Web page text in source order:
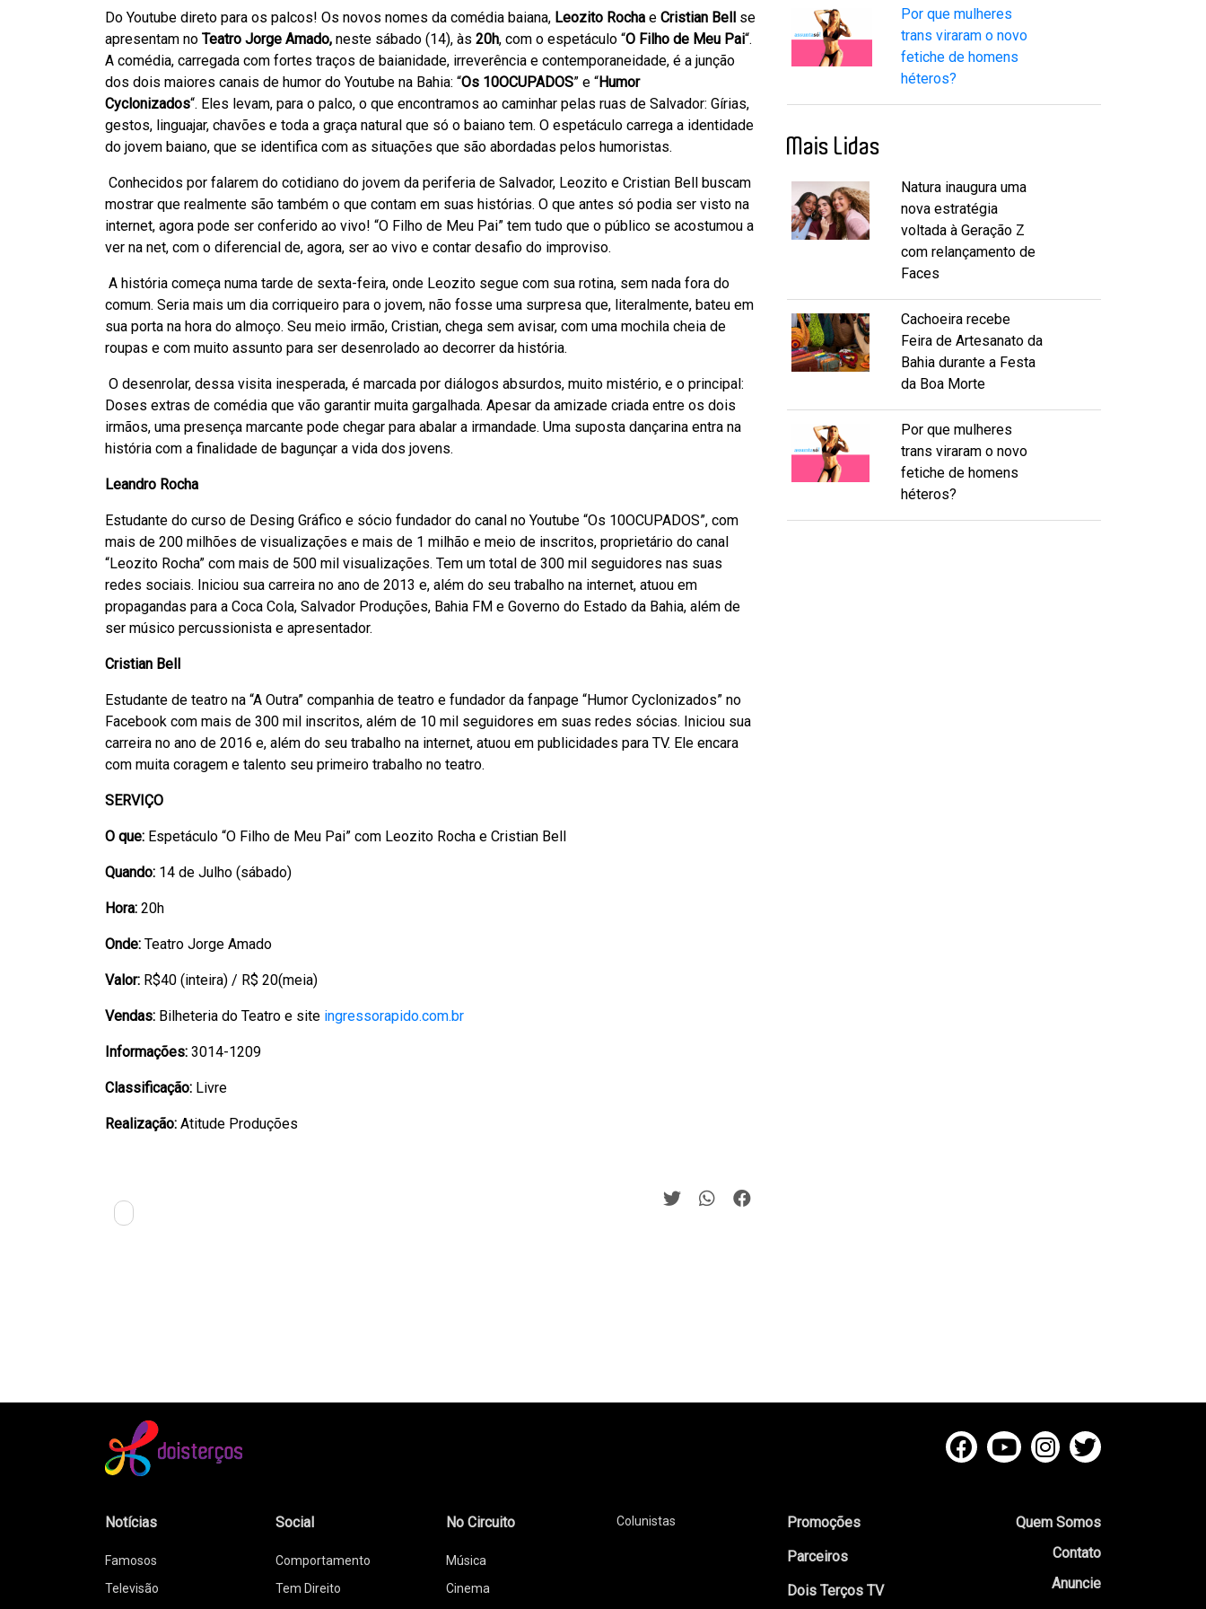
Do Youtube direto para os palcos! Os novos nomes da comédia baiana, Leozito Rocha e Cristian Bell se
apresentam no Teatro Jorge Amado, neste sábado (14), às 20h, com o espetáculo “O Filho de Meu Pai“.
A comédia, carregada com fortes traços de baianidade, irreverência e contemporaneidade, é a junção
dos dois maiores canais de humor do Youtube na Bahia: “Os 10OCUPADOS” e “Humor
Cyclonizados“. Eles levam, para o palco, o que encontramos ao caminhar pelas ruas de Salvador: Gírias,
gestos, linguajar, chavões e toda a graça natural que só o baiano tem. O espetáculo carrega a identidade
do jovem baiano, que se identifica com as situações que são abordadas pelos humoristas.
Conhecidos por falarem do cotidiano do jovem da periferia de Salvador, Leozito e Cristian Bell buscam
mostrar que realmente são também o que contam em suas histórias. O que antes só podia ser visto na
internet, agora pode ser conferido ao vivo! “O Filho de Meu Pai” tem tudo que o público se acostumou a
ver na net, com o diferencial de, agora, ser ao vivo e contar desafio do improviso.
A história começa numa tarde de sexta-feira, onde Leozito segue com sua rotina, sem nada fora do
comum. Seria mais um dia corriqueiro para o jovem, não fosse uma surpresa que, literalmente, bateu em
sua porta na hora do almoço. Seu meio irmão, Cristian, chega sem avisar, com uma mochila cheia de
roupas e com muito assunto para ser desenrolado ao decorrer da história.
O desenrolar, dessa visita inesperada, é marcada por diálogos absurdos, muito mistério, e o principal:
Doses extras de comédia que vão garantir muita gargalhada. Apesar da amizade criada entre os dois
irmãos, uma presença marcante pode chegar para abalar a irmandade. Uma suposta dançarina entra na
história com a finalidade de bagunçar a vida dos jovens.
Leandro Rocha
Estudante do curso de Desing Gráfico e sócio fundador do canal no Youtube “Os 10OCUPADOS”, com
mais de 200 milhões de visualizações e mais de 1 milhão e meio de inscritos, proprietário do canal
“Leozito Rocha” com mais de 500 mil visualizações. Tem um total de 300 mil seguidores nas suas
redes sociais. Iniciou sua carreira no ano de 2013 e, além do seu trabalho na internet, atuou em
propagandas para a Coca Cola, Salvador Produções, Bahia FM e Governo do Estado da Bahia, além de
ser músico percussionista e apresentador.
Cristian Bell
Estudante de teatro na “A Outra” companhia de teatro e fundador da fanpage “Humor Cyclonizados” no
Facebook com mais de 300 mil inscritos, além de 10 mil seguidores em suas redes sócias. Iniciou sua
carreira no ano de 2016 e, além do seu trabalho na internet, atuou em publicidades para TV. Ele encara
com muita coragem e talento seu primeiro trabalho no teatro.
SERVIÇO
O que: Espetáculo “O Filho de Meu Pai” com Leozito Rocha e Cristian Bell
Quando: 14 de Julho (sábado)
Hora: 20h
Onde: Teatro Jorge Amado
Valor: R$40 (inteira) / R$ 20(meia)
Vendas: Bilheteria do Teatro e site ingressorapido.com.br
Informações: 3014-1209
Classificação: Livre
Realização: Atitude Produções
Por que mulheres
trans viraram o novo
fetiche de homens
héteros?
Mais Lidas
Natura inaugura uma
nova estratégia
voltada à Geração Z
com relançamento de
Faces
Cachoeira recebe
Feira de Artesanato da
Bahia durante a Festa
da Boa Morte
Por que mulheres
trans viraram o novo
fetiche de homens
héteros?
Notícias
Famosos
Televisão
Social
Comportamento
Tem Direito
No Circuito
Música
Cinema
Colunistas
Promoções
Parceiros
Dois Terços TV
Quem Somos
Contato
Anuncie